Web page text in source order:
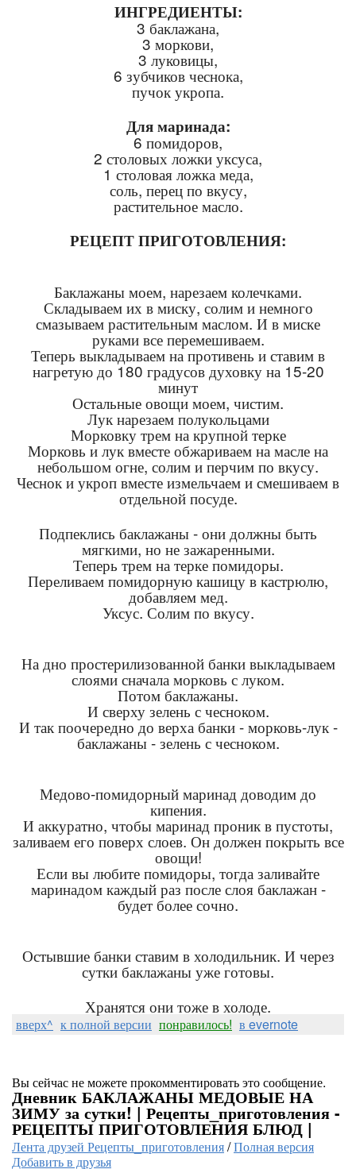
ИНГРЕДИЕНТЫ:
3 баклажана,
3 моркови,
3 луковицы,
6 зубчиков чеснока,
пучок укропа.
Для маринада:
6 помидоров,
2 столовых ложки уксуса,
1 столовая ложка меда,
соль, перец по вкусу,
растительное масло.
РЕЦЕПТ ПРИГОТОВЛЕНИЯ:
Баклажаны моем, нарезаем колечками.
Складываем их в миску, солим и немного
смазываем растительным маслом. И в миске
руками все перемешиваем.
Теперь выкладываем на противень и ставим в
нагретую до 180 градусов духовку на 15-20
минут
Остальные овощи моем, чистим.
Лук нарезаем полукольцами
Морковку трем на крупной терке
Морковь и лук вместе обжариваем на масле на
небольшом огне, солим и перчим по вкусу.
Чеснок и укроп вместе измельчаем и смешиваем в
отдельной посуде.
Подпеклись баклажаны - они должны быть
мягкими, но не зажаренными.
Теперь трем на терке помидоры.
Переливаем помидорную кашицу в кастрюлю,
добавляем мед.
Уксус. Солим по вкусу.
На дно простерилизованной банки выкладываем
слоями сначала морковь с луком.
Потом баклажаны.
И сверху зелень с чесноком.
И так поочередно до верха банки - морковь-лук -
баклажаны - зелень с чесноком.
Медово-помидорный маринад доводим до
кипения.
И аккуратно, чтобы маринад проник в пустоты,
заливаем его поверх слоев. Он должен покрыть все
овощи!
Если вы любите помидоры, тогда заливайте
маринадом каждый раз после слоя баклажан -
будет более сочно.
Остывшие банки ставим в холодильник. И через
сутки баклажаны уже готовы.
Хранятся они тоже в холоде.
вверх^ к полной версии понравилось! в evernote
Вы сейчас не можете прокомментировать это сообщение.
Дневник БАКЛАЖАНЫ МЕДОВЫЕ НА
ЗИМУ за сутки! | Рецепты_приготовления -
РЕЦЕПТЫ ПРИГОТОВЛЕНИЯ БЛЮД |
Лента друзей Рецепты_приготовления/Полная версия
Добавить в друзья